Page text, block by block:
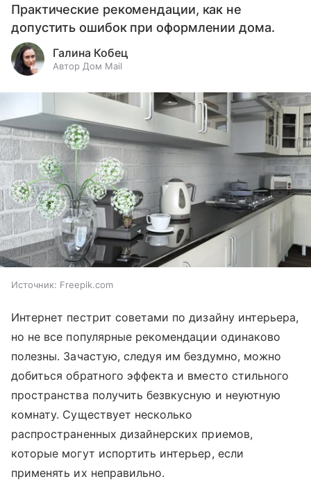
Практические рекомендации, как не
допустить ошибок при оформлении дома.
Галина Кобец
Автор Дом Mail
Источник: Freepik.com
Интернет пестрит советами по дизайну интерьера,
но не все популярные рекомендации одинаково
полезны. Зачастую, следуя им бездумно, можно
добиться обратного эффекта и вместо стильного
пространства получить безвкусную и неуютную
комнату. Существует несколько
распространенных дизайнерских приемов,
которые могут испортить интерьер, если
применять их неправильно.